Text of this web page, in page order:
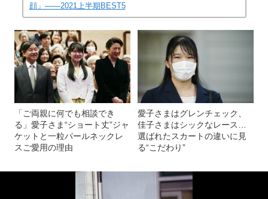
顔」――2021上半期BEST5
「ご両親に何でも相談でき
る」愛子さま“ショート丈”ジャ
ケットと一粒パールネックレ
スご愛用の理由
愛子さまはグレンチェック、
佳子さまはシックなレース…
選ばれたスカートの違いに見
る“こだわり”